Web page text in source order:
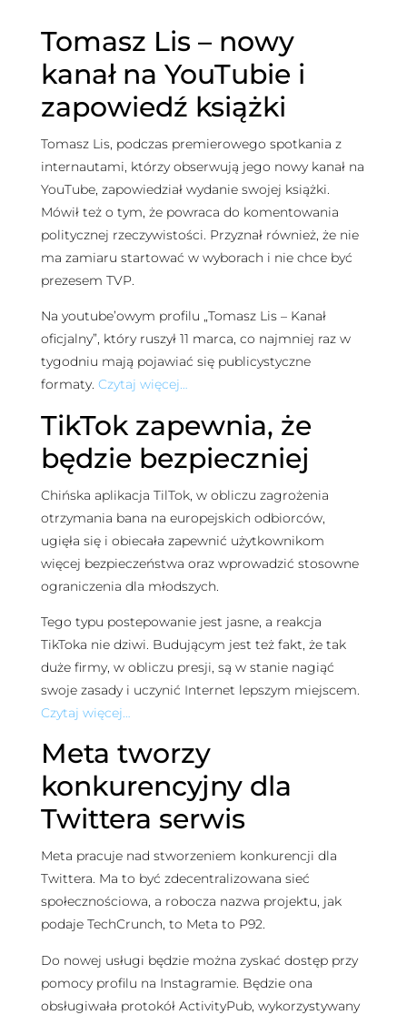
Tomasz Lis – nowy
kanał na YouTubie i
zapowiedź książki
Tomasz Lis, podczas premierowego spotkania z
internautami, którzy obserwują jego nowy kanał na
YouTube, zapowiedział wydanie swojej książki.
Mówił też o tym, że powraca do komentowania
politycznej rzeczywistości. Przyznał również, że nie
ma zamiaru startować w wyborach i nie chce być
prezesem TVP.
Na youtube’owym profilu „Tomasz Lis – Kanał
oficjalny”, który ruszył 11 marca, co najmniej raz w
tygodniu mają pojawiać się publicystyczne
formaty. Czytaj więcej…
TikTok zapewnia, że
będzie bezpieczniej
Chińska aplikacja TilTok, w obliczu zagrożenia
otrzymania bana na europejskich odbiorców,
ugięła się i obiecała zapewnić użytkownikom
więcej bezpieczeństwa oraz wprowadzić stosowne
ograniczenia dla młodszych.
Tego typu postepowanie jest jasne, a reakcja
TikToka nie dziwi. Budującym jest też fakt, że tak
duże firmy, w obliczu presji, są w stanie nagiąć
swoje zasady i uczynić Internet lepszym miejscem.
Czytaj więcej…
Meta tworzy
konkurencyjny dla
Twittera serwis
Meta pracuje nad stworzeniem konkurencji dla
Twittera. Ma to być zdecentralizowana sieć
społecznościowa, a robocza nazwa projektu, jak
podaje TechCrunch, to Meta to P92.
Do nowej usługi będzie można zyskać dostęp przy
pomocy profilu na Instagramie. Będzie ona
obsługiwała protokół ActivityPub, wykorzystywany